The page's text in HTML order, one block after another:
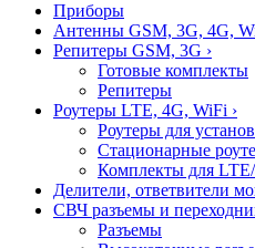
Приборы
Антенны GSM, 3G, 4G,
Репитеры GSM, 3G ›
Готовые комплекты
Репитеры
Роутеры LTE, 4G, WiFi ›
Роутеры для
Стационарные
Комплекты для
Делители, ответвители
СВЧ разъемы и
Разъемы